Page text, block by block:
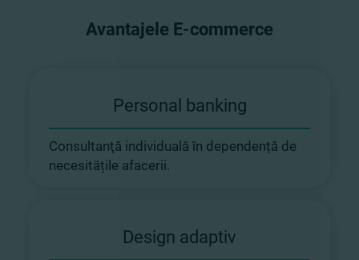
Avantajele E-commerce
Personal banking
Consultanţă individuală în dependență de
necesitățile afacerii.
Design adaptiv